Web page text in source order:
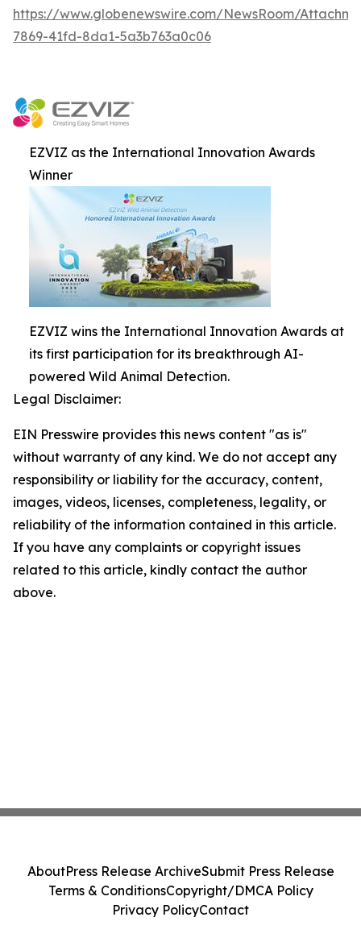
https://www.globenewswire.com/NewsRoom/
7869-41fd-8da1-5a3b763a0c06
EZVIZ as the International Innovation Awards
Winner
EZVIZ wins the International Innovation Awards at
its first participation for its breakthrough AI-
powered Wild Animal Detection.
Legal Disclaimer:
EIN Presswire provides this news content "as is"
without warranty of any kind. We do not accept any
responsibility or liability for the accuracy, content,
images, videos, licenses, completeness, legality, or
reliability of the information contained in this article.
If you have any complaints or copyright issues
related to this article, kindly contact the author
above.
AboutPress Release ArchiveSubmit Press Release
Terms & ConditionsCopyright/DMCA Policy
Privacy PolicyContact